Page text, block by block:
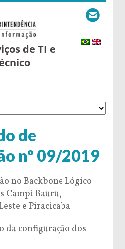
de TI e
de
nº 09/2019
no Backbone Lógico
Campi Bauru,
e Piracicaba
da configuração dos